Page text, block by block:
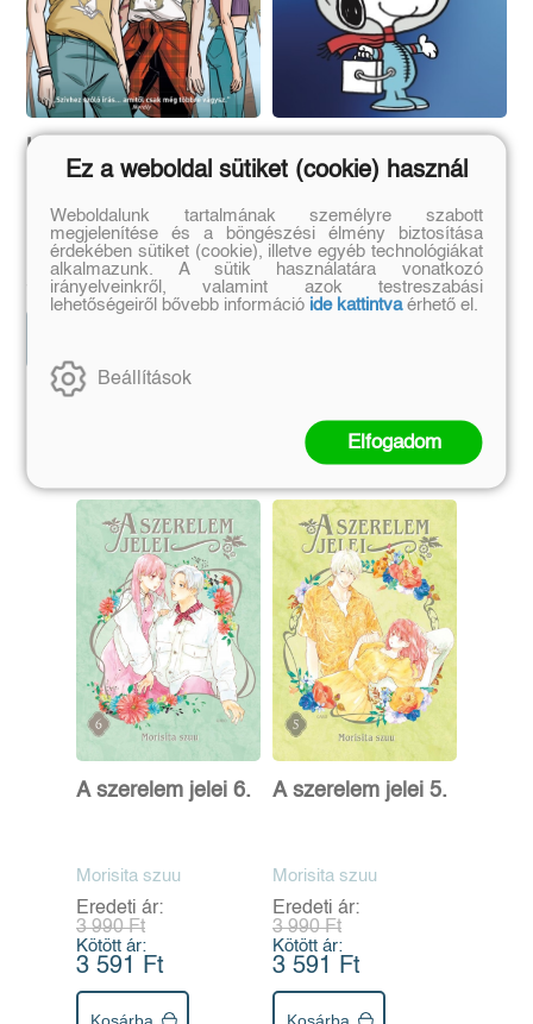
Life is Strange 2. -
Hullámok
Emma Vieceli
Eredeti ár:
5 490 Ft
Kötött ár:
4 941 Ft
20. - Beagle a Holdon
Charles M. Schulz
Eredeti ár:
1 990 Ft
Kötött ár:
1 791 Ft
Szerző további művei
A szerelem jelei 6.
Morisita szuu
Eredeti ár:
3 990 Ft
Kötött ár:
3 591 Ft
A szerelem jelei 5.
Morisita szuu
Eredeti ár:
3 990 Ft
Kötött ár:
3 591 Ft
Ez a weboldal sütiket (cookie) használ
Weboldalunk tartalmának személyre szabott
megjelenítése és a böngészési élmény biztosítása
érdekében sütiket (cookie), illetve egyéb technológiákat
alkalmazunk. A sütik használatára vonatkozó
irányelveinkről, valamint azok testreszabási
lehetőségeiről bővebb információ ide kattintvaérhető el.
Beállítások
Elfogadom